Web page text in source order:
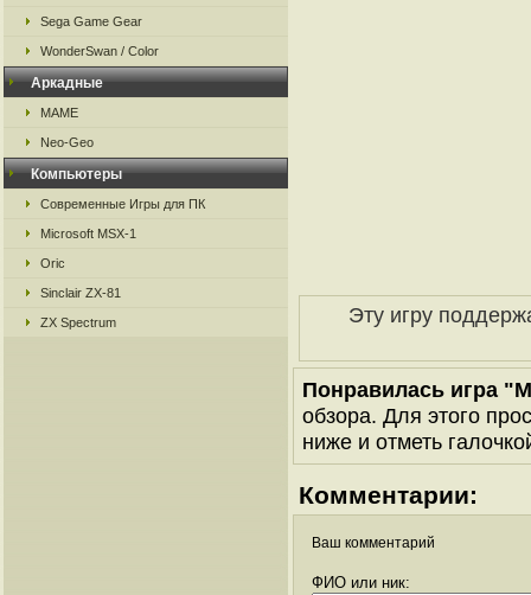
Sega Game Gear
WonderSwan / Color
Аркадные
MAME
Neo-Geo
Компьютеры
Современные Игры для ПК
Microsoft MSX-1
Oric
Sinclair ZX-81
ZX Spectrum Эту игру
Понравилась игра
обзора. Для этого
ниже и отметь
Комментарии:
Ваш комментарий
ФИО или ник: